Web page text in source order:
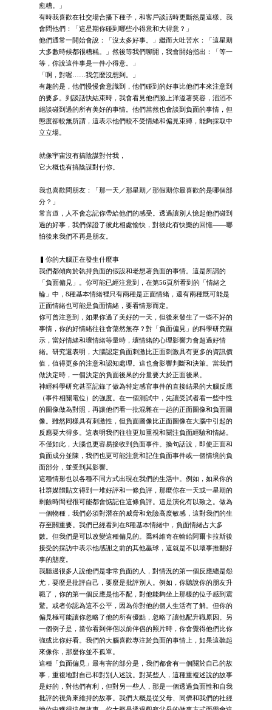
愈糟。」
有時我喜歡在社交場合播下種子，和客戶談話時更斷然是這樣。我
會問他們：「這星期你碰到哪些小得意和大得意？」
他們通常一開始會說：「沒太多好事。」繼而大吐苦水：「這星期
大多數時候都很糟糕。」然後等我們聊開，我會開始指出：「等一
等，你說這件事是一件小得意。」
「啊，對喔……我怎麼沒想到。」
有趣的是，他們慢慢會意識到，他們碰到的好事比他們本來注意到
的要多。到談話快結束時，我會看見他們臉上洋溢著笑容，滔滔不
絕談碰到過的所有美好的事情。他們當然也會談到負面的事情，但
態度卻較無所謂，這表示他們較不受情緒和偏見束縛，能夠採取中
立立場。
就像宇宙沒有搞陰謀對付我，
它大概也有搞陰謀對付你。
我也喜歡問朋友：「那一天／那星期／那假期你最喜歡的是哪個部
分？」
常言道，人不會忘記你帶給他們的感受。透過讓別人憶起他們碰到
過的好事，我們保證了彼此相處愉快，對彼此有快樂的回憶——哪
怕後來我們不再是朋友。
▍你的大腦正在發生什麼事
我們都傾向於執持負面的假設和老想著負面的事情。這是所謂的
「負面偏見」。你可能已經注意到，在第56頁所看到的「情緒之
輪」中，8種基本情緒裡只有兩種是正面情緒，還有兩種既可能是
正面情緒也可能是負面情緒，要看情形而定。
你可曾注意到，如果你過了美好的一天，但後來發生了一些不好的
事情，你的好情緒往往會蕩然無存？對「負面偏見」的科學研究顯
示，當好情緒和壞情緒等量時，壞情緒的心理影響力會超過好情
緒。研究還表明，大腦認定負面刺激比正面刺激具有更多的資訊價
值，值得更多的注意和認知處理。這也會影響判斷和決策。當我們
做決定時，一個決定的負面後果的分量要大於正面後果。
神經科學研究甚至記錄了做為特定感官事件的直接結果的大腦反應
（事件相關電位）的強度。在一個測試中，先讓受試者看一些中性
的圖像做為對照，再讓他們看一批混雜在一起的正面圖像和負面圖
像。雖然同樣具有刺激性，但負面圖像比正面圖像在大腦中引起的
反應要大得多。這表明我們往往更加重視和關注負面經驗和情緒。
不僅如此，大腦也更容易接收到負面事件。換句話說，即使正面和
負面成分並陳，我們也更可能注意和記住負面事件或一個情境的負
面部分，並受到其影響。
這種情形也以各種不同方式出現在我們的生活中。例如，如果你的
社群媒體貼文得到一堆好評和一條負評，那麼你在一天或一星期的
剩餘時間裡很可能都會惦記住這條負評。這是演化有以致之。做為
一個物種，我們必須對潛在的威脅和危險高度敏感，這對我們的生
存至關重要。我們已經看到在8種基本情緒中，負面情緒占大多
數。但我們是可以改變這種偏見的。喬科維奇在輸給阿爾卡拉斯後
接受的採訪中表示他感謝之前的其他贏球，這就是不以壞事推翻好
事的態度。
我聽過很多人說他們是非常負面的人，對情況的第一個反應總是怨
尤，要麼是批評自己，要麼是批評別人。例如，你聽說你的朋友升
職了，你的第一個反應是他不配，對他能夠坐上那樣的位子感到震
驚。或者你認為這不公平，因為你對他的個人生活有了解。但你的
偏見極可能讓你忽略了他的所有優點，忽略了讓他配升職原因。另
一個例子是，當你看到伴侶以前伴侶的照片時，你會覺得他們比你
強或比你好看。我們的大腦喜歡專注於負面的事情上，如果這聽起
來像你，那麼你並不孤單。
這種「負面偏見」最有害的部分是，我們都會有一個關於自己的故
事，重複地對自己和對別人述說。對某些人，這種重複述說的故事
是好的，對他們有利，但對另一些人，那是一個透過負面性和自我
批評的視角來維持的故事。我們大概是從父母、同儕和我們的社經